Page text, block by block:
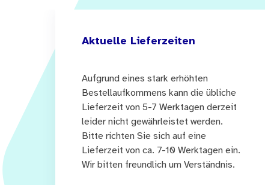
oder Verstopfung) mit der
Die Behandlung des
vielfältigen Erfahrungen
sachangemessenen
Das Heft wurde nach Art
beiden Themen auf ein
nicht-stoffbezogenen
Besprechung des Themas
Aktuelle Lieferzeiten
Aufgrund eines stark erhöhten
Bestellaufkommens kann die übliche
Lieferzeit von 5-7 Werktagen derzeit
leider nicht gewährleistet werden.
Bitte richten Sie sich auf eine
Lieferzeit von ca. 7-10 Werktagen ein.
Wir bitten freundlich um Verständnis.